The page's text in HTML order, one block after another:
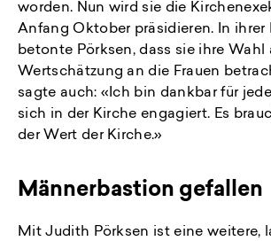
worden. Nun wird sie die
Anfang Oktober präsidieren. In ihrer
betonte Pörksen, dass sie ihre Wahl
Wertschätzung an die Frauen
sagte auch: «Ich bin dankbar für
sich in der Kirche engagiert. Es
der Wert der Kirche.»
Männerbastion gefallen
Mit Judith Pörksen ist eine weitere,